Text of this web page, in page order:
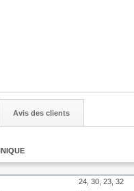
Avis des clients
24, 30, 23, 32